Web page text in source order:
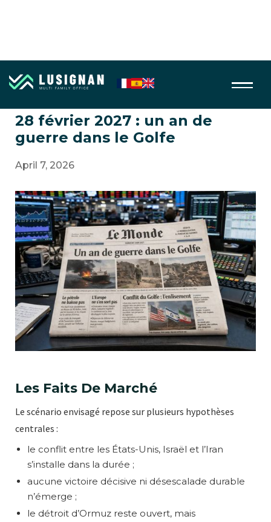
Geopolitique
28 février 2027 : un an de
guerre dans le Golfe
April 7, 2026
Les Faits De Marché
Le scénario envisagé repose sur plusieurs hypothèses
centrales :
le conflit entre les États-Unis, Israël et l’Iran
s’installe dans la durée ;
aucune victoire décisive ni désescalade durable
n’émerge ;
le détroit d’Ormuz reste ouvert, mais